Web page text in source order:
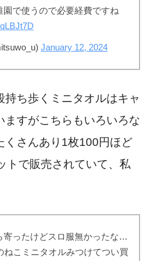
園で使うので必要経費ですね
January 12, 2024
持ち歩くミニタオルはキャ
ますがこちらもいろいろな
くさんあり1枚100円ほど
トで販売されていて、私
寄ったけどスロ服無かったな…
ねこミニタオルみつけてつい買